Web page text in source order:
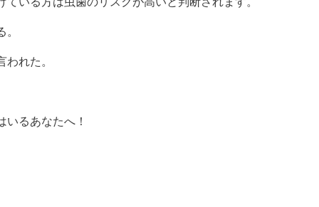
れた。
るあなたへ！